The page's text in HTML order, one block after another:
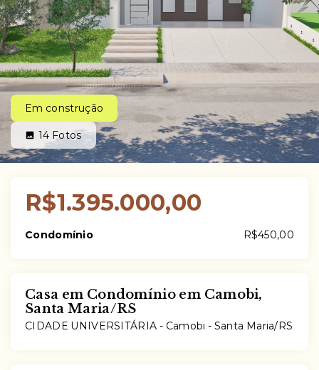
Em construção
14 Fotos
R$1.395.000,00
Condomínio R$450,00
Casa em Condomínio em Camobi,
Santa Maria/RS
CIDADE UNIVERSITÁRIA - Camobi - Santa Maria/RS